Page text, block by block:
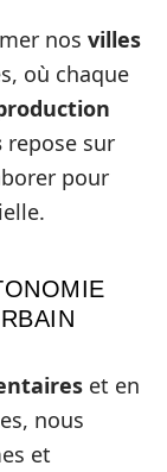
nos villes
où chaque
repose sur
pour
et en
nous
et